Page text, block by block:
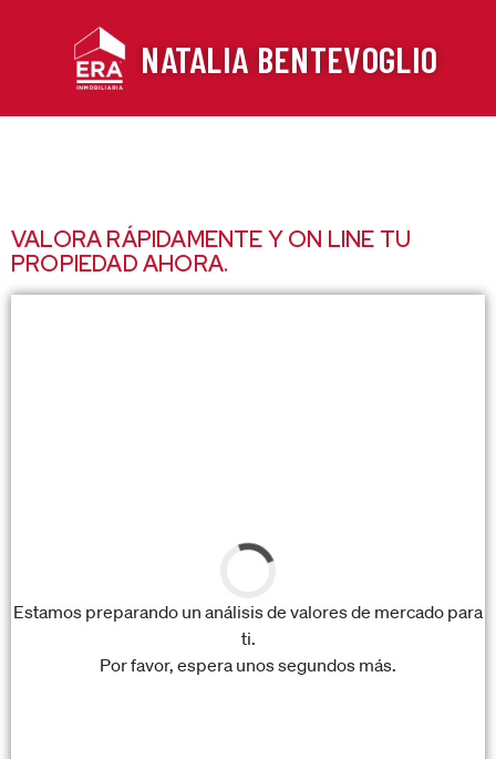
contenido
NATALIA BENTEVOGLIO
VALORA RÁPIDAMENTE Y ON LINE TU
PROPIEDAD AHORA.